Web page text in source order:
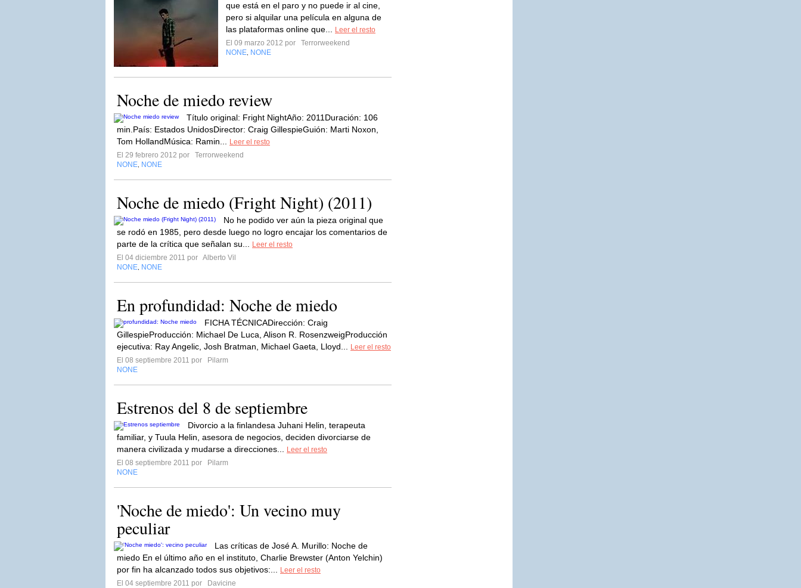
que está en el paro y no puede ir al cine,
pero si alquilar una película en alguna de
las plataformas online que...
Leer el resto
El 09 marzo 2012 por
Terrorweekend
NONE NONE
Noche de miedo review
Título original: Fright NightAño: 2011Duración: 106
min.País: Estados UnidosDirector: Craig GillespieGuión: Marti Noxon,
Tom HollandMúsica: Ramin...
Leer el resto
El 29 febrero 2012 por
Terrorweekend
NONE NONE
Noche de miedo (Fright Night) (2011)
No he podido ver aún la pieza original que
se rodó en 1985, pero desde luego no logro encajar los comentarios de
parte de la crítica que señalan su...
Leer el resto
El 04 diciembre 2011 por Alberto Vil
NONE NONE
En profundidad: Noche de miedo
FICHA TÉCNICADirección: Craig
GillespieProducción: Michael De Luca, Alison R. RosenzweigProducción
ejecutiva: Ray Angelic, Josh Bratman, Michael Gaeta, Lloyd...
Leer el resto
El 08 septiembre 2011 por
Pilarm
NONE
Estrenos del 8 de septiembre
Divorcio a la finlandesa Juhani Helin, terapeuta
familiar, y Tuula Helin, asesora de negocios, deciden divorciarse de
manera civilizada y mudarse a direcciones...
Leer el resto
El 08 septiembre 2011 por
Pilarm
NONE
'Noche de miedo': Un vecino muy
peculiar
Las críticas de José A. Murillo: Noche de
miedo En el último año en el instituto, Charlie Brewster (Anton Yelchin)
por fin ha alcanzado todos sus objetivos:...
Leer el resto
El 04 septiembre 2011 por
Davicine